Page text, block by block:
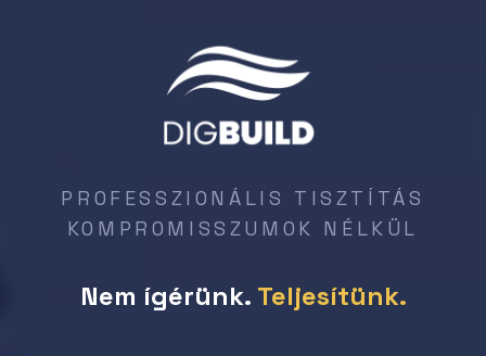
PROFESSZIONÁLIS TISZTÍTÁS
KOMPROMISSZUMOK NÉLKÜL
Nem ígérünk. Teljesítünk.